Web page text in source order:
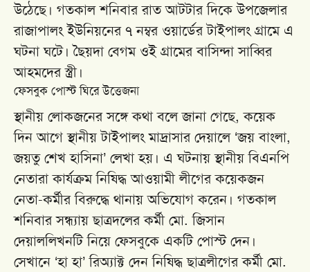
উঠেছে। গতকাল শনিবার রাত আটটার দিকে উপজেলার
রাজাপালং ইউনিয়নের ৭ নম্বর ওয়ার্ডের টাইপালং গ্রামে এ
ঘটনা ঘটে। ছৈয়দা বেগম ওই গ্রামের বাসিন্দা সাব্বির
আহমদের স্ত্রী।
ফেসবুক পোস্ট ঘিরে উত্তেজনা
স্থানীয় লোকজনের সঙ্গে কথা বলে জানা গেছে, কয়েক
দিন আগে স্থানীয় টাইপালং মাদ্রাসার দেয়ালে ‘জয় বাংলা,
জয়তু শেখ হাসিনা’ লেখা হয়। এ ঘটনায় স্থানীয় বিএনপি
নেতারা কার্যক্রম নিষিদ্ধ আওয়ামী লীগের কয়েকজন
নেতা-কর্মীর বিরুদ্ধে থানায় অভিযোগ করেন। গতকাল
শনিবার সন্ধ্যায় ছাত্রদলের কর্মী মো. জিসান
দেয়াললিখনটি নিয়ে ফেসবুকে একটি পোস্ট দেন।
সেখানে ‘হা হা’ রিঅ্যাক্ট দেন নিষিদ্ধ ছাত্রলীগের কর্মী মো.